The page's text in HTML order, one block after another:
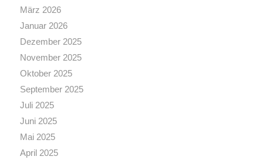
März 2026
Januar 2026
Dezember 2025
November 2025
Oktober 2025
September 2025
Juli 2025
Juni 2025
Mai 2025
April 2025